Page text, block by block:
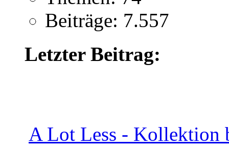
Beiträge: 7.557
Letzter Beitrag:
A Lot Less - Kollektion